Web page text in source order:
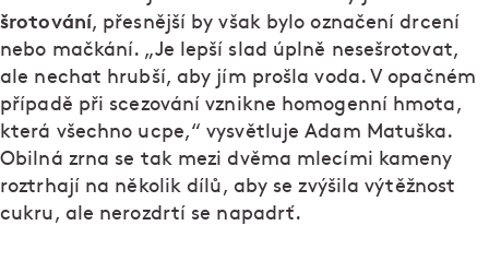
šrotování, přesnější by však bylo označení drcení
nebo mačkání. „Je lepší slad úplně nesešrotovat,
ale nechat hrubší, aby jím prošla voda. V opačném
případě při scezování vznikne homogenní hmota,
která všechno ucpe,“ vysvětluje Adam Matuška.
Obilná zrna se tak mezi dvěma mlecími kameny
roztrhají na několik dílů, aby se zvýšila výtěžnost
cukru, ale nerozdrtí se napadrť.